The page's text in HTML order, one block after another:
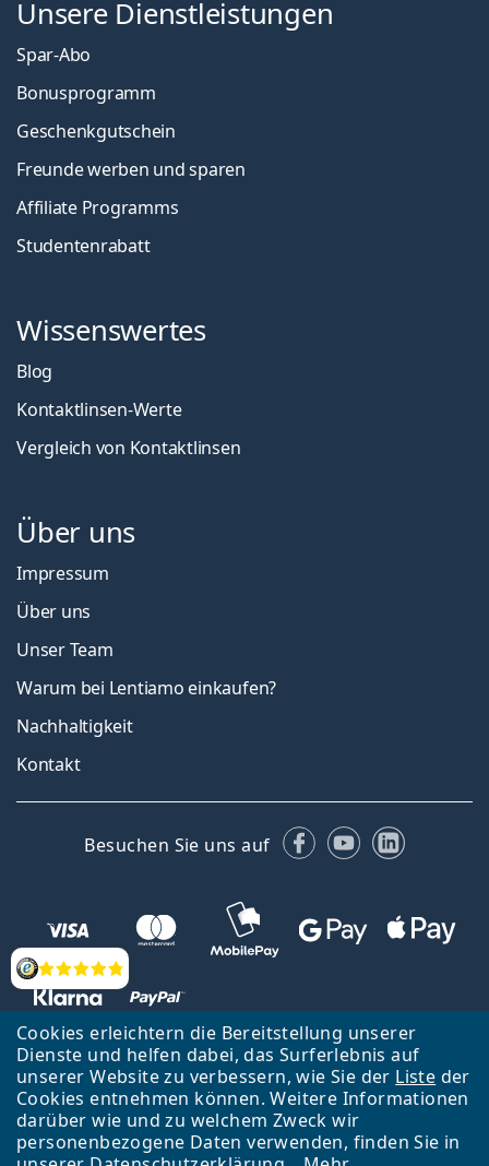
Cookies erleichtern die Bereitstellung unserer
Dienste und helfen dabei, das Surferlebnis auf
unserer Website zu verbessern, wie Sie der Liste der
Cookies entnehmen können. Weitere Informationen
darüber wie und zu welchem Zweck wir
personenbezogene Daten verwenden, finden Sie in
Bewertung
Unsere Dienstleistungen
Spar-Abo
Bonusprogramm
Geschenkgutschein
Freunde werben und sparen
Affiliate Programms
Studentenrabatt
Wissenswertes
Blog
Kontaktlinsen-Werte
Vergleich von Kontaktlinsen
Über uns
Impressum
Über uns
Unser Team
Warum bei Lentiamo einkaufen?
Nachhaltigkeit
Kontakt
Besuchen Sie uns auf Facebook
YouTubeLinkedIn
Zurück zur Hauptseite
Nach oben
Lentiamo s.r.o., Tschechien ist Eigentümer und Betreiber des Online-
Shops Lentiamo.de
Seit 18 Jahren sind wir für Sie da.